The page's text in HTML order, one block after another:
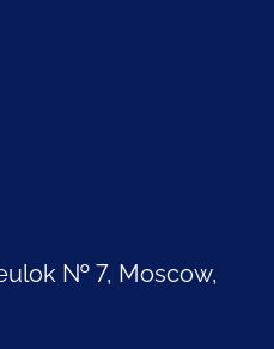
№ 7, Moscow,